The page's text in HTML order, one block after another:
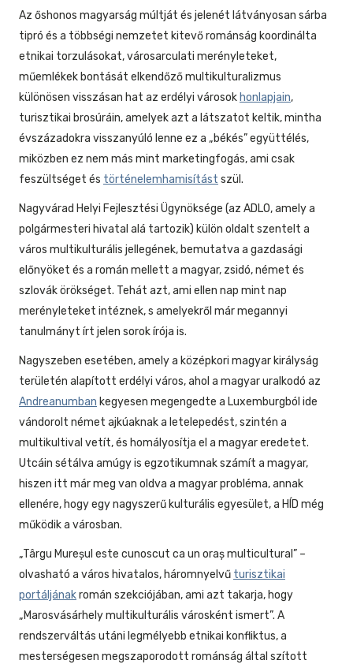
Az őshonos magyarság múltját és jelenét látványosan sárba
tipró és a többségi nemzetet kitevő románság koordinálta
etnikai torzulásokat, városarculati merényleteket,
műemlékek bontását elkendőző multikulturalizmus
különösen visszásan hat az erdélyi városok honlapjain,
turisztikai brosúráin, amelyek azt a látszatot keltik, mintha
évszázadokra visszanyúló lenne ez a „békés” együttélés,
miközben ez nem más mint marketingfogás, ami csak
feszültséget és történelemhamisítást szül.
Nagyvárad Helyi Fejlesztési Ügynöksége (az ADLO, amely a
polgármesteri hivatal alá tartozik) külön oldalt szentelt a
város multikulturális jellegének, bemutatva a gazdasági
előnyöket és a román mellett a magyar, zsidó, német és
szlovák örökséget. Tehát azt, ami ellen nap mint nap
merényleteket intéznek, s amelyekről már megannyi
tanulmányt írt jelen sorok írója is.
Nagyszeben esetében, amely a középkori magyar királyság
területén alapított erdélyi város, ahol a magyar uralkodó az
Andreanumban kegyesen megengedte a Luxemburgból ide
vándorolt német ajkúaknak a letelepedést, szintén a
multikultival vetít, és homályosítja el a magyar eredetet.
Utcáin sétálva amúgy is egzotikumnak számít a magyar,
hiszen itt már meg van oldva a magyar probléma, annak
ellenére, hogy egy nagyszerű kulturális egyesület, a HÍD még
működik a városban.
„Târgu Mureșul este cunoscut ca un oraș multicultural” –
olvasható a város hivatalos, háromnyelvű turisztikai
portáljánakromán szekciójában, ami azt takarja, hogy
„Marosvásárhely multikulturális városként ismert”. A
rendszerváltás utáni legmélyebb etnikai konfliktus, a
mesterségesen megszaporodott románság által szított